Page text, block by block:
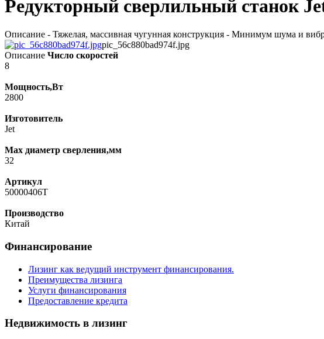
Редукторный сверлильный станок
Описание - Тяжелая, массивная чугунная конструкция - Минимум шума и
pic_56c880bad974f.jpg
Описание Число скоростей
8
Мощность,Вт
2800
Изготовитель
Jet
Max диаметр сверления,мм
32
Артикул
50000406T
Производство
Китай
Финансирование
Лизинг как ведущий инструмент финансирования.
Преимущества лизинга
Услуги финансирования
Предоставление кредита
Недвижимость в лизинг